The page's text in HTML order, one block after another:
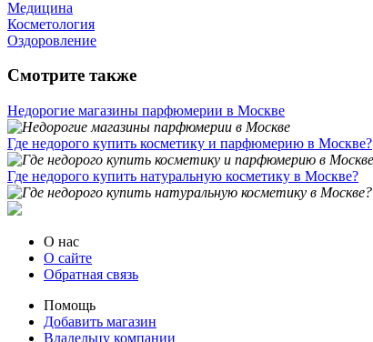
Медицина
Косметология
Оздоровление
Смотрите также
Недорогие магазины парфюмерии в Москве
Где недорого купить косметику и парфюмерию в Москве?
Где недорого купить натуральную косметику в Москве?
О нас
О сайте
Обратная связь
Помощь
Добавить магазин
Владельцу компании